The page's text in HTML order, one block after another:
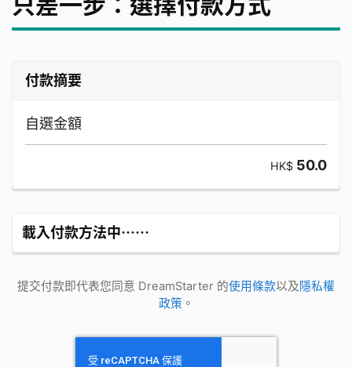
付款摘要
自選金額
HK$ 50.0
載入付款方法中⋯⋯
提交付款即代表您同意 DreamStarter 的使用條款以及隱私權
政策 。